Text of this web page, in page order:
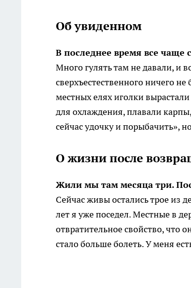
Об увиденном
В последнее время все
Много гулять там не давали, и
сверхъестественного ничего
местных елях иголки
для охлаждения, плавали
сейчас удочку и порыбачить»,
О жизни после
Жили мы там месяца три.
Сейчас живы остались трое из
лет я уже поседел. Местные в
отвратительное свойство, что
стало больше болеть. У меня